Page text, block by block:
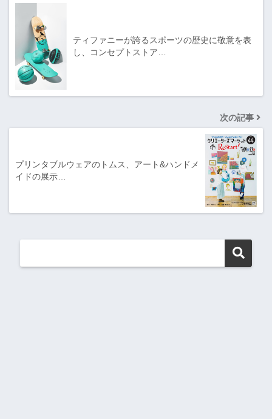
ティファニーが誇るスポーツの歴史に敬意を表
し、コンセプトストア…
次の記事
プリンタブルウェアのトムス、アート&ハンドメ
イドの展示…